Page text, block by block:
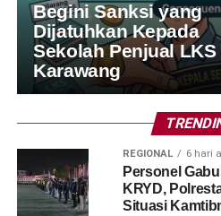
Begini Sanksi yang
Dijatuhkan Kepada
Sekolah Penjual LKS
Karawang
REGIONAL 6 hari
Personel
KRYD,
Situasi